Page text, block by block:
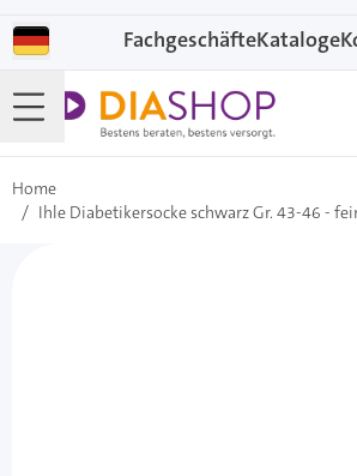
FachgeschäfteKataloge
Home
/ Ihle Diabetikersocke schwarz Gr. 43-46 -